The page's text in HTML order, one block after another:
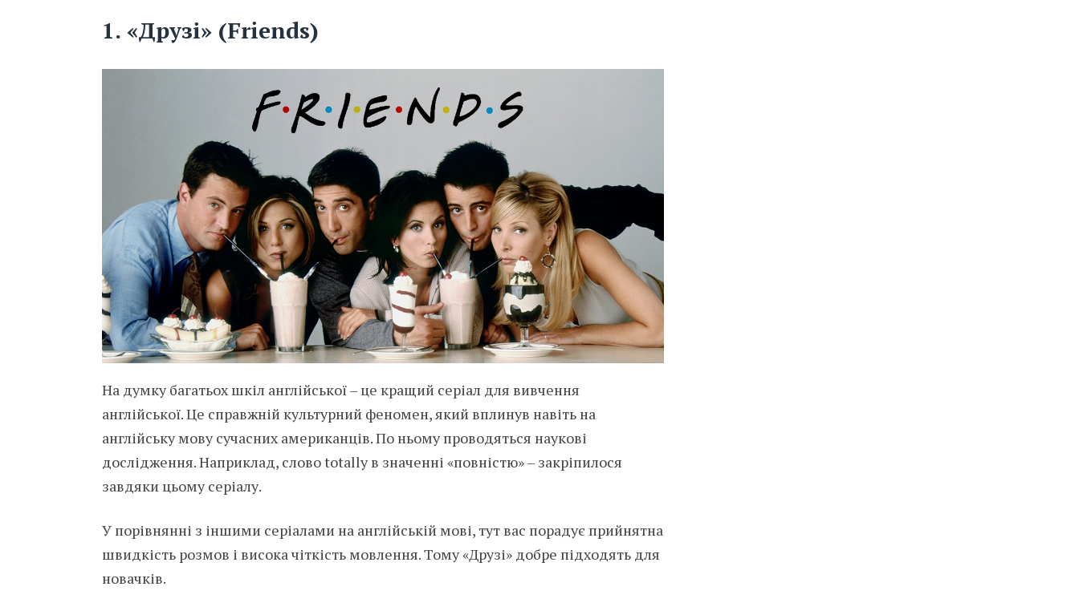
1.«Друзі» (Friends)
На думку багатьох шкіл англійської – це кращий серіал для вивчення
англійської. Це справжній культурний феномен, який вплинув навіть на
англійську мову сучасних американців. По ньому проводяться наукові
дослідження. Наприклад, слово totally в значенні «повністю» – закріпилося
завдяки цьому серіалу.
У порівнянні з іншими серіалами на англійській мові, тут вас порадує прийнятна
швидкість розмов і висока чіткість мовлення. Тому «Друзі» добре підходять для
новачків.